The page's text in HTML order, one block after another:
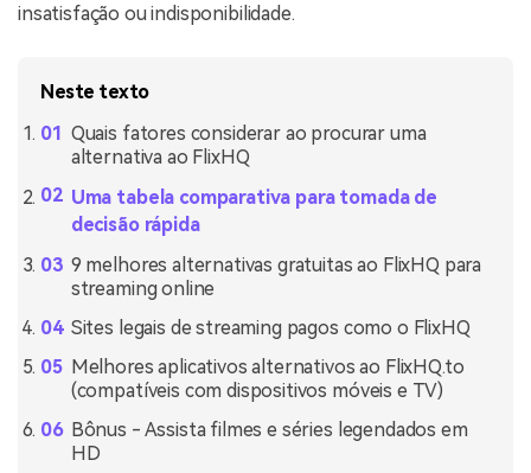
insatisfação ou indisponibilidade.
Neste texto
Quais fatores considerar ao procurar uma
alternativa ao FlixHQ
Uma tabela comparativa para tomada de
decisão rápida
9 melhores alternativas gratuitas ao FlixHQ para
streaming online
Sites legais de streaming pagos como o FlixHQ
Melhores aplicativos alternativos ao FlixHQ.to
(compatíveis com dispositivos móveis e TV)
Bônus - Assista filmes e séries legendados em
HD